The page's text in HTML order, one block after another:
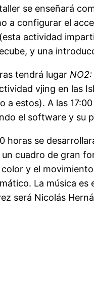
se enseñará
a configurar el
(esta actividad
y una
tendrá lugar
vjing en las
a estos). A las
el software y su
horas se
cuadro de gran
y el
La música es
será Nicolás